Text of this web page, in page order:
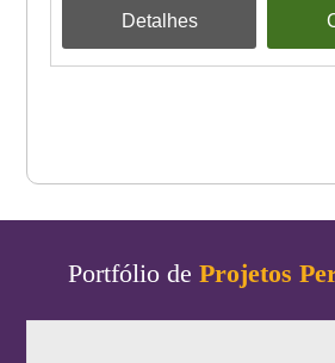
Detalhes
Portfólio de Projetos